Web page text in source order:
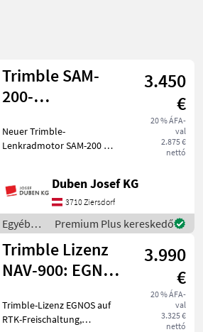
Ország Szűrők
megjelenítése
Trimble SAM-
200-
3.450
€
20 % ÁFA-
val
2.875 €
nettó
Neuer Trimble-
Lenkradmotor SAM-200 mit
Ihnen gerne persönlich die
angebotene Maschine.
Vereinbaren Sie mit unsere
Duben Josef KG
3710 Ziersdorf
Egyéb
traktor
tartozékok
/ Trimble
Premium Plus kereskedő
Trimble Lizenz
NAV-900: EGNOS
high)
3.990
€
20 % ÁFA-
val
3.325 €
nettó
Trimble-Lizenz EGNOS auf
RTK-Freischaltung,